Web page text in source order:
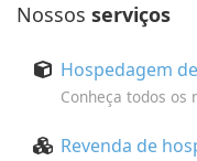
Nossos serviços
Hospedagem
Conheça todos os
Revenda de